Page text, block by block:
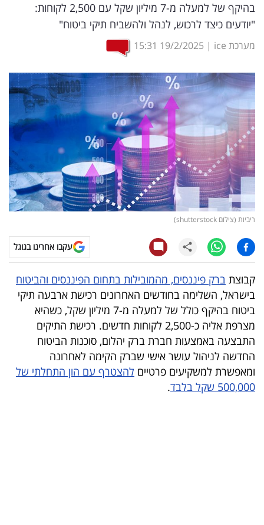
שיווק
ופרסום
מדדים
ומחקרים
דעות
רכילות
עסקית
קריפטו
ויראלי
טלוויזיה
עסקי
ספורט
קריירה
ולימודים
מינויים
בהיקף של למעלה מ-7 מיליון שקל עם 2,500 לקוחות:
"יודעים כיצד לרכוש, לנהל ולהשביח תיקי ביטוח"
מערכת ice |
19/2/2025
15:31
ריביות (צילום shutterstock)
עקבו אחרינו בגוגל
קבוצת ברק פיננסים, מהמובילות בתחום הפיננסים והביטוח
בישראל, השלימה בחודשים האחרונים רכישת ארבעה תיקי
ביטוח בהיקף כולל של למעלה מ-7 מיליון שקל, כשהיא
מצרפת אליה כ-2,500 לקוחות חדשים. רכישת התיקים
התבצעה באמצעות חברת ברק יהלום, סוכנות הביטוח
החדשה לניהול עושר אישי שברק הקימה לאחרונה
ומאפשרת למשקיעים פרטיים להצטרף עם הון התחלתי של
500,000 שקל בלבד
.